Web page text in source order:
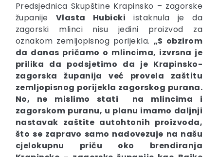
Predsjednica Skupštine Krapinsko – zagorske
županije Vlasta Hubicki istaknula je da
zagorski mlinci nisu jedini proizvod za
oznakom zemljopisnog porijekla. „S obzirom
da danas pričamo o mlincima, izvrsna je
prilika da podsjetimo da je Krapinsko-
zagorska županija već provela zaštitu
zemljopisnog porijekla zagorskog purana.
No, ne mislimo stati na mlincima i
zagorskom puranu, u planu imamo daljnji
nastavak zaštite autohtonih proizvoda,
što se zapravo samo nadovezuje na našu
cjelokupnu priču oko brendiranja